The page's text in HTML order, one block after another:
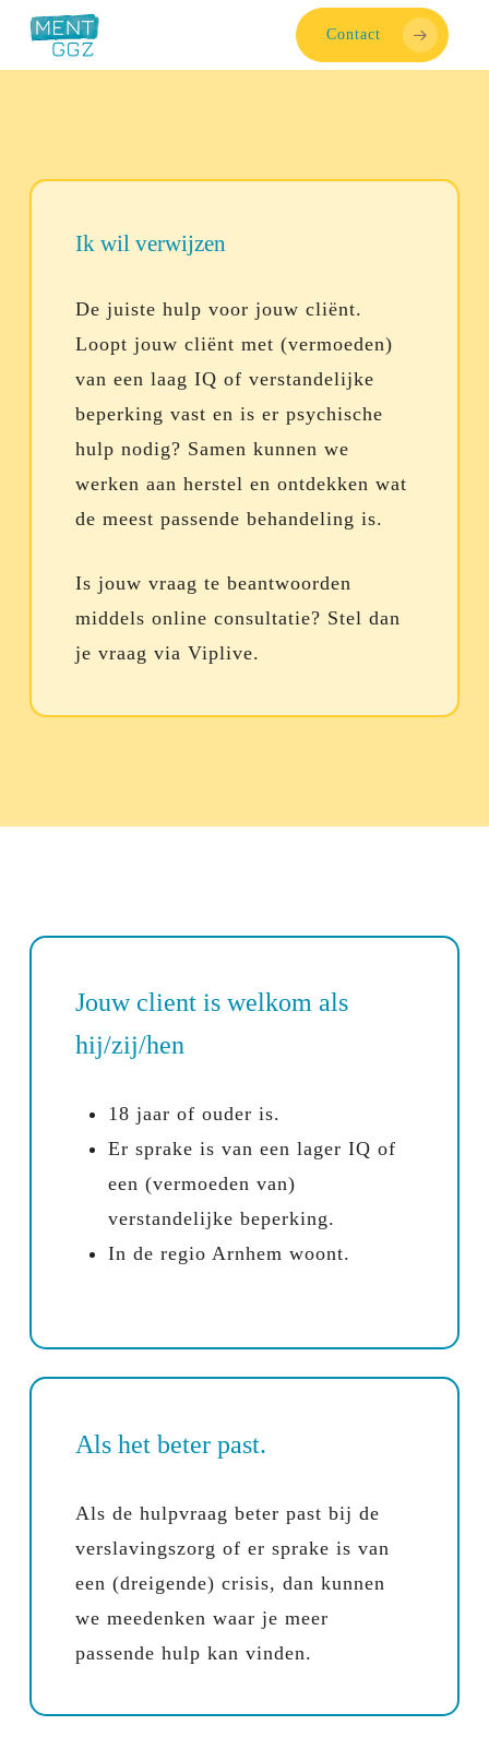
Skip
Contact
Ik wil verwijzen
De juiste hulp voor jouw cliënt.
Loopt jouw cliënt met (vermoeden)
van een laag IQ of verstandelijke
beperking vast en is er psychische
hulp nodig? Samen kunnen we
werken aan herstel en ontdekken wat
de meest passende behandeling is.
Is jouw vraag te beantwoorden
middels online consultatie? Stel dan
je vraag via Viplive.
Jouw client is welkom als
hij/zij/hen
18 jaar of ouder is.
Er sprake is van een lager IQ of
een (vermoeden van)
verstandelijke beperking.
In de regio Arnhem woont.
Als het beter past.
Als de hulpvraag beter past bij de
verslavingszorg of er sprake is van
een (dreigende) crisis, dan kunnen
we meedenken waar je meer
passende hulp kan vinden.